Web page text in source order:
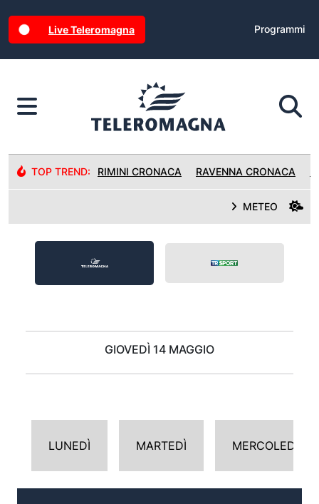
Live Teleromagna Programmi
TOP TREND: RIMINI CRONACA RAVENNA CRONACA
METEO
GIOVEDÌ 14 MAGGIO
LUNEDÌ MARTEDÌ MERCOLEDÌ